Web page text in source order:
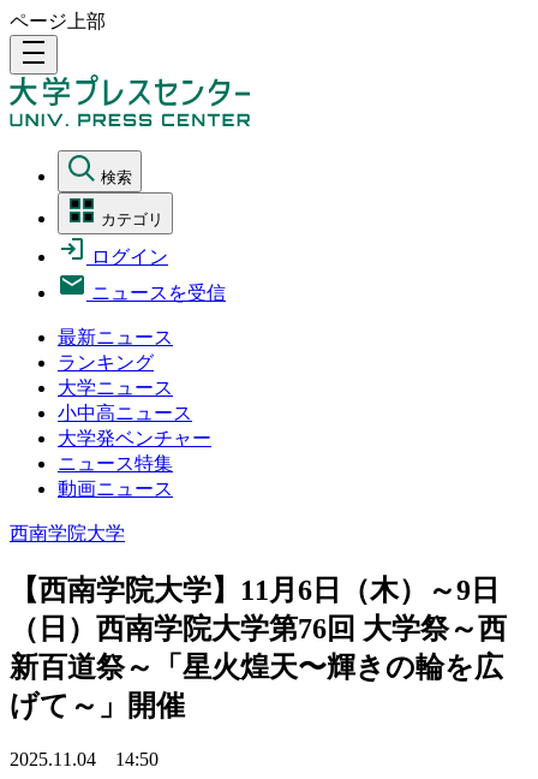
ページ上部
density_medium
検索
カテゴリ
ログイン
ニュースを受信
最新ニュース
ランキング
大学ニュース
小中高ニュース
大学発ベンチャー
ニュース特集
動画ニュース
西南学院大学
【西南学院大学】11月6日（木）～9日
（日）西南学院大学第76回 大学祭～西
新百道祭～「星火煌天〜輝きの輪を広
げて～」開催
2025.11.04 14:50